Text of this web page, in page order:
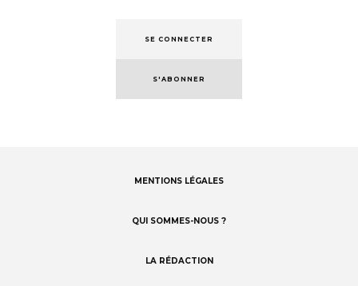
SE CONNECTER
S'ABONNER
MENTIONS LÉGALES
QUI SOMMES-NOUS ?
LA RÉDACTION